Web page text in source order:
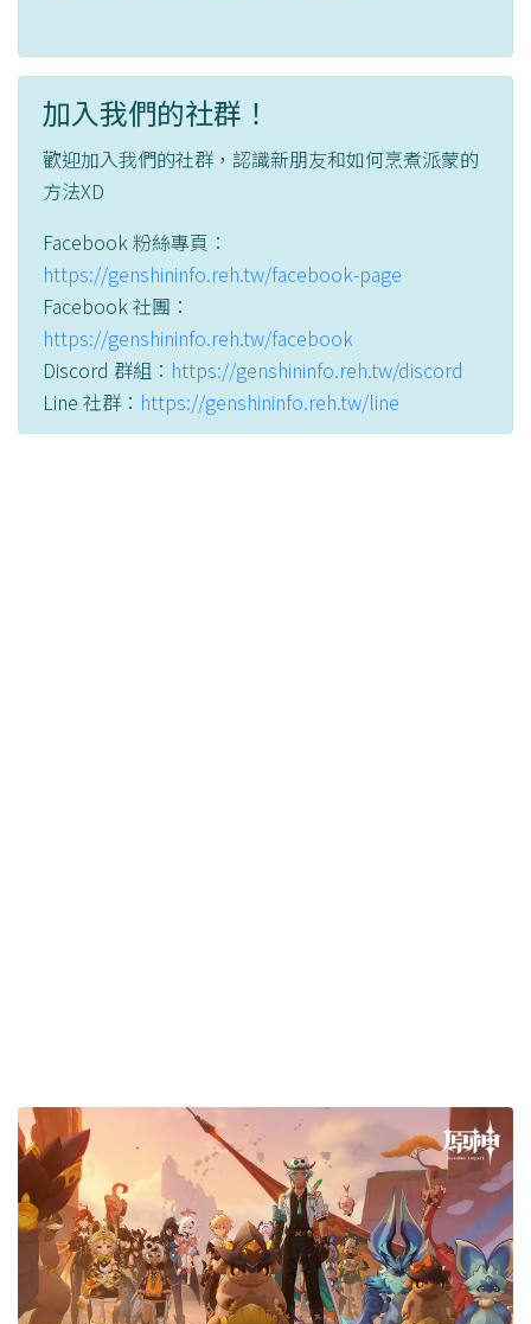
加入我們的社群！
歡迎加入我們的社群，認識新朋友和如何烹煮派蒙的
方法XD
Facebook 粉絲專頁：
https://genshininfo.reh.tw/facebook-page
Facebook 社團：
https://genshininfo.reh.tw/facebook
Discord 群組： https://genshininfo.reh.tw/discord
Line 社群： https://genshininfo.reh.tw/line